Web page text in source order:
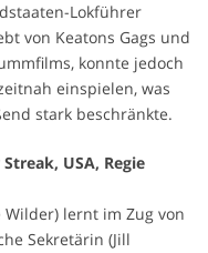
Lokführer
von Keatons Gags und
konnte jedoch
einspielen, was
stark beschränkte.
USA, Regie
lernt im Zug von
Sekretärin (Jill